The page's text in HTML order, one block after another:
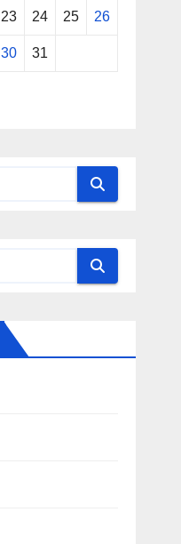
23 24 25 26
30 31